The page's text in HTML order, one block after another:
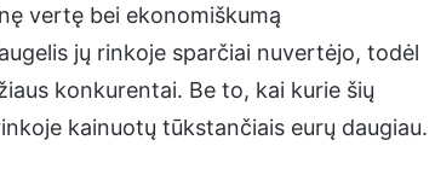
vertę bei ekonomiškumą
jų rinkoje sparčiai nuvertėjo, todėl
konkurentai. Be to, kai kurie šių
kainuotų tūkstančiais eurų daugiau.